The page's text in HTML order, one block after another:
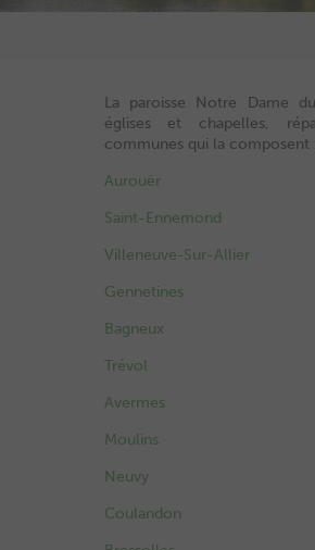
La paroisse Notre Dame
églises et chapelles,
communes qui la composent
Aurouër
Saint-Ennemond
Villeneuve-Sur-Allier
Gennetines
Bagneux
Trévol
Avermes
Moulins
Neuvy
Coulandon